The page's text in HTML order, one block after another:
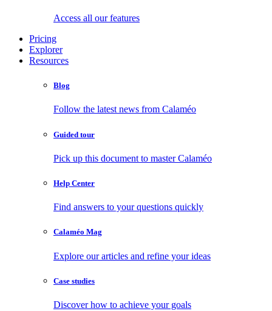
Access all our features
Pricing
Explorer
Resources
Blog
Follow the latest news from Calaméo
Guided tour
Pick up this document to master Calaméo
Help Center
Find answers to your questions quickly
Calaméo Mag
Explore our articles and refine your ideas
Case studies
Discover how to achieve your goals